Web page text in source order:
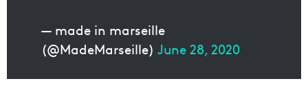
— made in marseille
(@MadeMarseille) June 28, 2020